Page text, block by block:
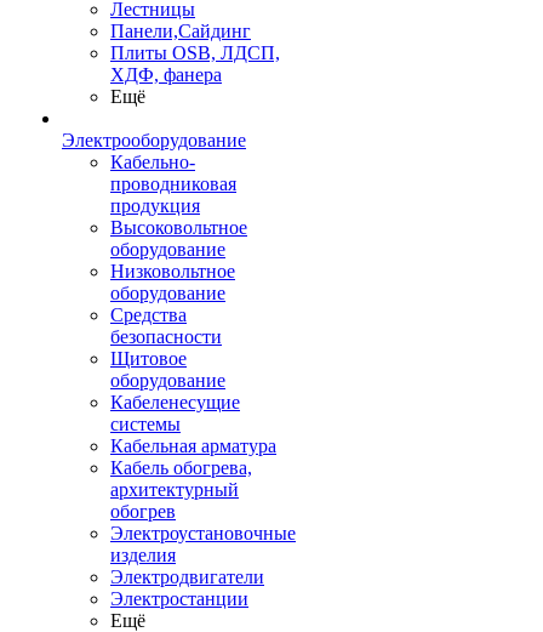
Лестницы
Панели,Сайдинг
Плиты OSB, ЛДСП,
ХДФ, фанера
Ещё
Электрооборудование
Кабельно-
проводниковая
продукция
Высоковольтное
оборудование
Низковольтное
оборудование
Средства
безопасности
Щитовое
оборудование
Кабеленесущие
системы
Кабельная арматура
Кабель обогрева,
архитектурный
обогрев
Электроустановочные
изделия
Электродвигатели
Электростанции
Ещё